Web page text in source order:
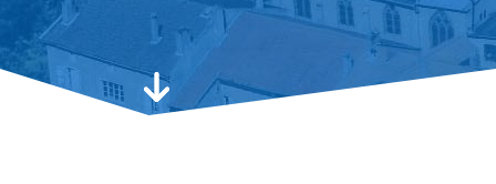
Aller au contenu suivant, à votre service